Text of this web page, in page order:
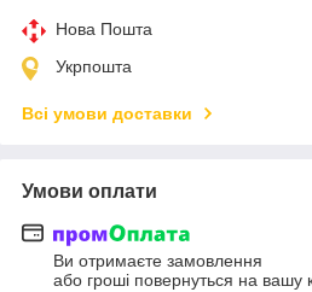
Нова Пошта
Укрпошта
Всі умови доставки
Умови оплати
Ви отримаєте замовлення
або гроші повернуться на вашу